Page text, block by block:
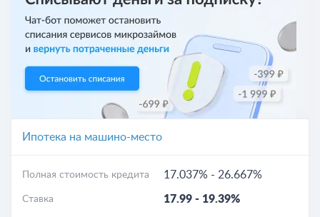
Ипотека на машино-место
Полная стоимость кредита 17.037% - 26.667%
Ставка 17.99 - 19.39%